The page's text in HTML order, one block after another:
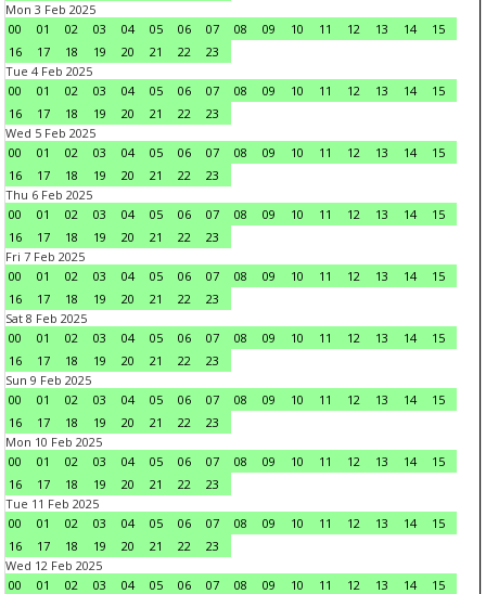
Mon 3 Feb 2025
00
01 02 03 04 05 06 07 08 09 10 11 12 13 14
15
16
17 18 19 20 21 22
23
Tue 4 Feb 2025
00
01 02 03 04 05 06 07 08 09 10 11 12 13 14
15
16
17 18 19 20 21 22
23
Wed 5 Feb 2025
00
01 02 03 04 05 06 07 08 09 10 11 12 13 14
15
16
17 18 19 20 21 22
23
Thu 6 Feb 2025
00
01 02 03 04 05 06 07 08 09 10 11 12 13 14
15
16
17 18 19 20 21 22
23
Fri 7 Feb 2025
00
01 02 03 04 05 06 07 08 09 10 11 12 13 14
15
16
17 18 19 20 21 22
23
Sat 8 Feb 2025
00
01 02 03 04 05 06 07 08 09 10 11 12 13 14
15
16
17 18 19 20 21 22
23
Sun 9 Feb 2025
00
01 02 03 04 05 06 07 08 09 10 11 12 13 14
15
16
17 18 19 20 21 22
23
Mon 10 Feb 2025
00
01 02 03 04 05 06 07 08 09 10 11 12 13 14
15
16
17 18 19 20 21 22
23
Tue 11 Feb 2025
00
01 02 03 04 05 06 07 08 09 10 11 12 13 14
15
16
17 18 19 20 21 22
23
Wed 12 Feb 2025
00
01 02 03 04 05 06 07 08 09 10 11 12 13 14
15